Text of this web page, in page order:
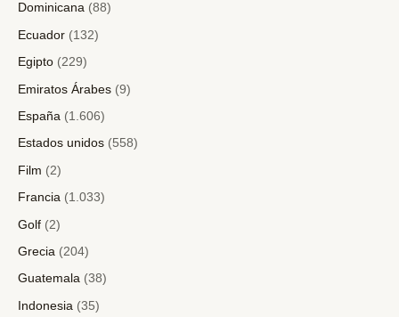
Dominicana (88)
Ecuador (132)
Egipto (229)
Emiratos Árabes (9)
España (1.606)
Estados unidos (558)
Film (2)
Francia (1.033)
Golf (2)
Grecia (204)
Guatemala (38)
Indonesia (35)